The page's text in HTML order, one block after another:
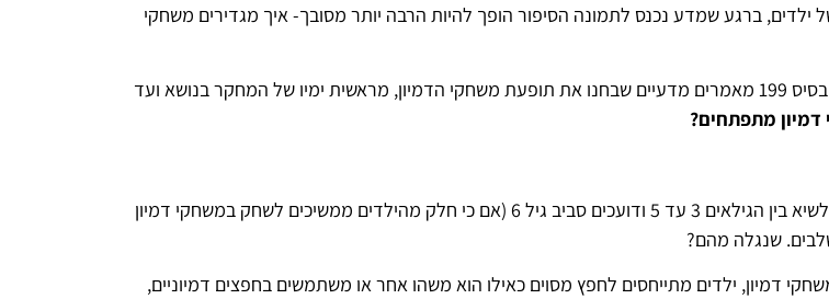
ברגע שמדע נכנס לתמונה הסיפור הופך להיות הרבה יותר מסובך- איך מגדירים משחקי
למרבה המזל, זוג חוקרות מארה”ב החליט לעשות סוף סוף קצת סדר. על בסיס 199 מאמרים מדעיים שבחנו את תופעת משחקי הדמיון, מראשית ימיו של המחקר בנושא ועד
מתפתחים?
ניצנים ראשונים של משחקי דמיון מופיעים אפילו לפני גיל שנתיים, מגיעים לשיא בין הגילאים 3 עד 5 ודועכים סביב גיל 6 (אם כי חלק מהילדים ממשיכים לשחק במשחקי דמיון
שנגלה מהם?
דמיון, ילדים מתייחסים לחפץ מסוים כאילו הוא משהו אחר או משתמשים בחפצים דמיוניים,